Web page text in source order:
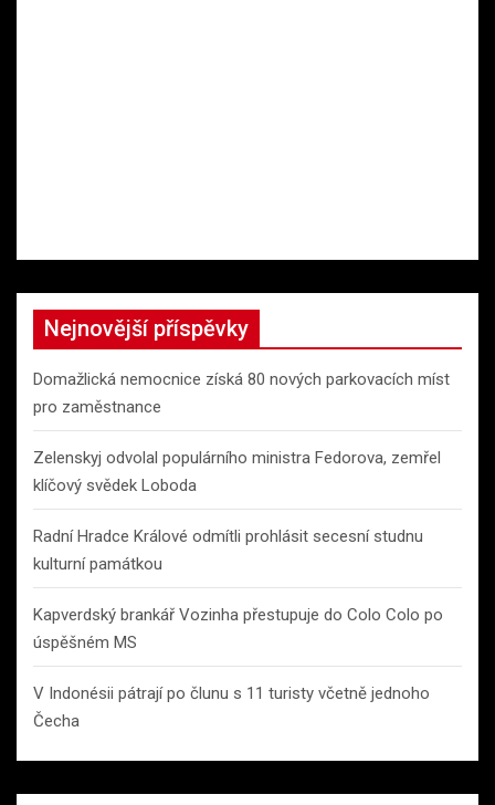
Nejnovější příspěvky
Domažlická nemocnice získá 80 nových parkovacích míst
pro zaměstnance
Zelenskyj odvolal populárního ministra Fedorova, zemřel
klíčový svědek Loboda
Radní Hradce Králové odmítli prohlásit secesní studnu
kulturní památkou
Kapverdský brankář Vozinha přestupuje do Colo Colo po
úspěšném MS
V Indonésii pátrají po člunu s 11 turisty včetně jednoho
Čecha